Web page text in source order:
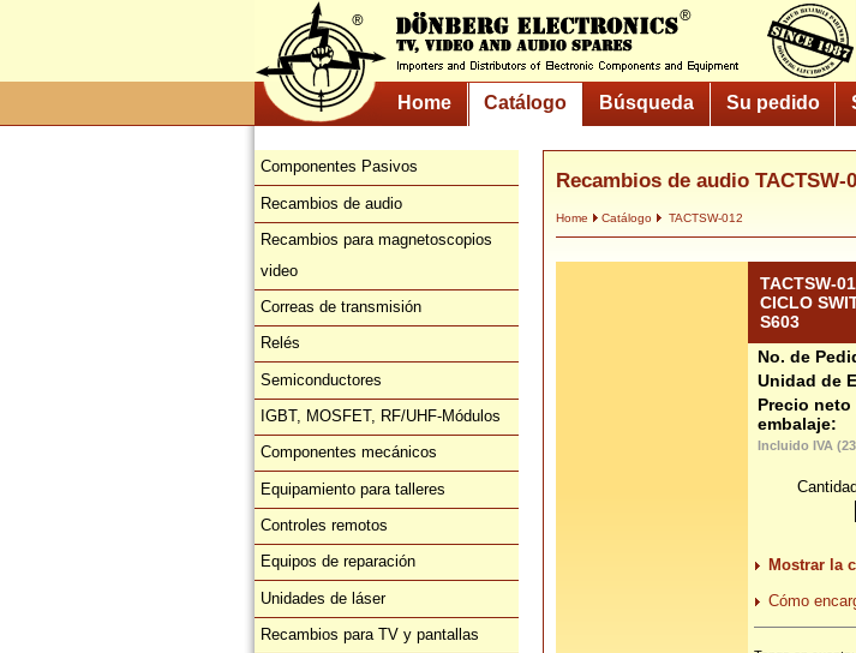
Home Catálogo Búsqueda Su pedido
Componentes Pasivos
Recambios de audio
Recambios para magnetoscopios
video
Correas de transmisión
Relés
Semiconductores
IGBT, MOSFET, RF/UHF-Módulos
Componentes mecánicos
Equipamiento para talleres
Controles remotos
Equipos de reparación
Unidades de láser
Recambios para TV y pantallas
Recambios de audio TACTSW-
Home Catálogo TACTSW-012
TACTSW-
CICLO
S603
No. de
Unidad de
Precio neto
embalaje:
Incluido IVA
Mostrar la
Cómo